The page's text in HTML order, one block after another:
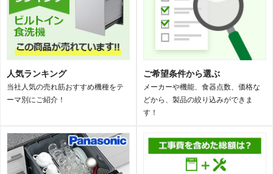
人気ランキング
当社人気の売れ筋おすすめ機種をテ
ーマ別にご紹介！
ご希望条件から選ぶ
メーカーや機能、食器点数、価格な
どから、製品の絞り込みができま
す！